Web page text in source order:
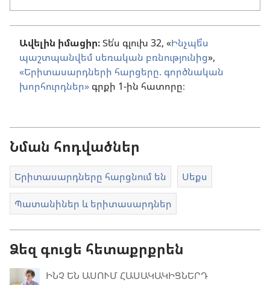
Ավելին իմացիր։Տե՛ս գլուխ 32, «Ինչպե՞ս
պաշտպանվեմ սեռական բռնությունից»,
«Երիտասարդների հարցերը. գործնական
խորհուրդներ» գրքի 1-ին հատորը։
Նման հոդվածներ
Երիտասարդները հարցնում են Սեքս
Պատանիներ և երիտասարդներ
Ձեզ գուցե հետաքրքրեն
ԻՆՉ ԵՆ ԱՍՈՒՄ ՀԱՍԱԿԱԿԻՑՆԵՐԴ